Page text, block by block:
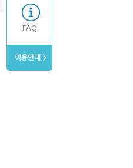
FAQ
이용안내 >